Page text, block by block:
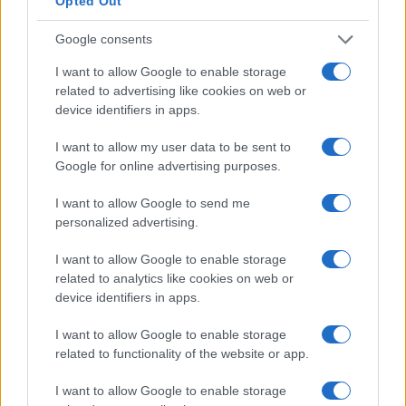
Google consents
I want to allow Google to enable storage
related to advertising like cookies on web or
device identifiers in apps.
I want to allow my user data to be sent to
Google for online advertising purposes.
I want to allow Google to send me
personalized advertising.
I want to allow Google to enable storage
related to analytics like cookies on web or
device identifiers in apps.
I want to allow Google to enable storage
related to functionality of the website or app.
I want to allow Google to enable storage
I nostri cari
I nostri cari
I nostri cari
Giovannimaria Cabras